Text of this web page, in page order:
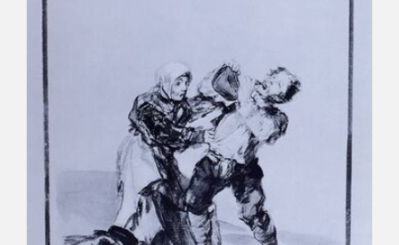
EDICIONES
TIENDA ONLINE
EDUCA